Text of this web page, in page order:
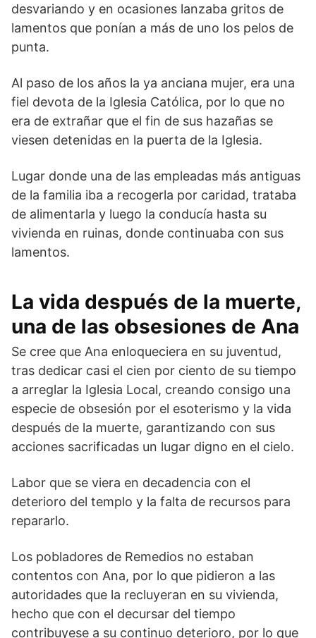
desvariando y en ocasiones lanzaba gritos de
lamentos que ponían a más de uno los pelos de
punta.
Al paso de los años la ya anciana mujer, era una
fiel devota de la Iglesia Católica, por lo que no
era de extrañar que el fin de sus hazañas se
viesen detenidas en la puerta de la Iglesia.
Lugar donde una de las empleadas más antiguas
de la familia iba a recogerla por caridad, trataba
de alimentarla y luego la conducía hasta su
vivienda en ruinas, donde continuaba con sus
lamentos.
La vida después de la muerte,
una de las obsesiones de Ana
Se cree que Ana enloqueciera en su juventud,
tras dedicar casi el cien por ciento de su tiempo
a arreglar la Iglesia Local, creando consigo una
especie de obsesión por el esoterismo y la vida
después de la muerte, garantizando con sus
acciones sacrificadas un lugar digno en el cielo.
Labor que se viera en decadencia con el
deterioro del templo y la falta de recursos para
repararlo.
Los pobladores de Remedios no estaban
contentos con Ana, por lo que pidieron a las
autoridades que la recluyeran en su vivienda,
hecho que con el decursar del tiempo
contribuyese a su continuo deterioro, por lo que